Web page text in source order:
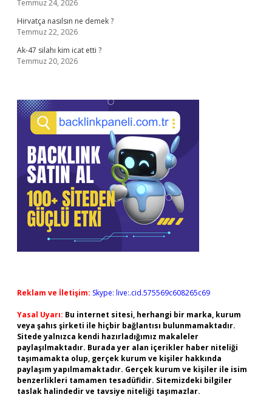
Temmuz 24, 2026
Hirvatça nasılsın ne demek ?
Temmuz 22, 2026
Ak-47 silahı kim icat etti ?
Temmuz 20, 2026
Reklam ve İletişim: Skype: live:.cid.575569c608265c69
Yasal Uyarı: Bu internet sitesi, herhangi bir marka, kurum
veya şahıs şirketi ile hiçbir bağlantısı bulunmamaktadır.
Sitede yalnızca kendi hazırladığımız makaleler
paylaşılmaktadır. Burada yer alan içerikler haber niteliği
taşımamakta olup, gerçek kurum ve kişiler hakkında
paylaşım yapılmamaktadır. Gerçek kurum ve kişiler ile isim
benzerlikleri tamamen tesadüfidir. Sitemizdeki bilgiler
taslak halindedir ve tavsiye niteliği taşımazlar.